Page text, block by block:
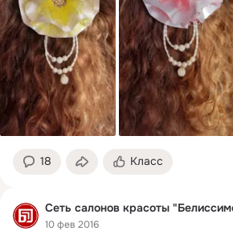
18 Класс
Сеть салонов красоты
10 фев 2016